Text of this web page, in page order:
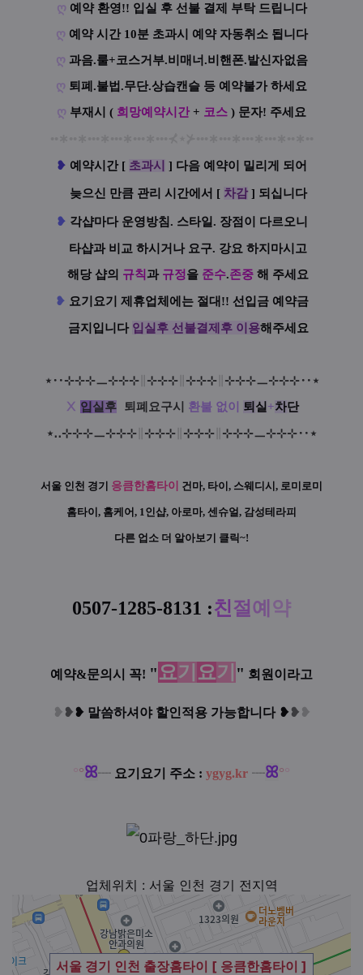
ღ 예약 환영!! 입실 후 선불 결제 부탁 드립니다
ღ 예약 시간 10분 초과시 예약 자동취소 됩니다
ღ 과음.룰+코스거부.비매너.비핸폰.발신자없음
ღ 퇴폐.불법.무단.상습캔슬 등 예약불가 하세요
ღ 부재시 ( 희망예약시간 + 코스 ) 문자! 주세요
❥ 예 약시간 [ 초과시 ] 다음 예약이 밀리게 되어
늦으신 만큼 관리 시간에서 [ 차감] 되십니다
❥ 각샵마다 운영방침. 스타일. 장점이 다르오니
타샵과 비교 하시거나 요구. 강요 하지마시고
해당 샵의 규칙 과 규정을 준수.존중 해 주세요
❥ 요기요기 제휴업체에는 절대!! 선입금 예약금
금지 입니다 입실후 선불결제후 이용해주세요
⋆ ‥⊹⊹⊹ㅡ⊹⊹⊹∥ ⊹⊹⊹∥ ⊹⊹⊹∥ ⊹⊹⊹ㅡ⊹⊹⊹‥ ⋆
Ⅹ 입 실 후: 퇴폐요구시 환불 없이 퇴 실 +차단
⋆‥⊹⊹⊹ㅡ⊹⊹⊹ ⊹⊹⊹ ⊹⊹⊹ ⊹⊹⊹ㅡ⊹⊹⊹‥ ⋆
서울 인천 경기 응큼한홈타이 건마, 타이, 스웨디시, 로미로미
홈타이, 홈케어, 1인샵, 아로마, 센슈얼, 감성테라피
다른 업소 더 알아보기 클릭~!
0507-1285-8131 :친절 예 약
예약&문의시 꼭! "요기 요기 " 회원이라고
❥ ❥❥ 말씀하셔야 할인적용 가능합니다 ❥❥ ❥
°°ꕤ┈ 요기요기 주소 : ygyg.kr ┈ꕤ°°
업체위치 : 서울 인천 경기 전지역
서울 경기 인천 출장홈타이 [ 응큼한홈타이 ]